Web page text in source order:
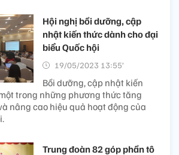
Hội nghị bồi dưỡng, cập
nhật kiến thức dành cho đại
biểu Quốc hội
19/05/2023 13:55’
Bồi dưỡng, cập nhật kiến
trong những phương thức tăng
nâng cao hiệu quả hoạt động của
Trung đoàn 82 góp phần tô